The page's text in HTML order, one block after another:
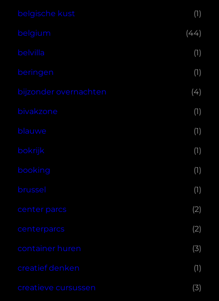
belgische kust (1)
belgium (44)
belvilla (1)
beringen (1)
bijzonder overnachten (4)
bivakzone (1)
blauwe (1)
bokrijk (1)
booking (1)
brussel (1)
center parcs (2)
centerparcs (2)
container huren (3)
creatief denken (1)
creatieve cursussen (3)